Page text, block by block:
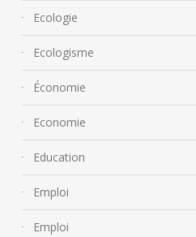
Ecologie
Ecologisme
Économie
Economie
Education
Emploi
Emploi